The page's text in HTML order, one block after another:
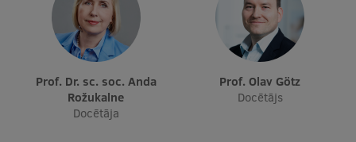
RSU fonds
Aula
Ģerbonis
Prof. Dr. sc. soc. Anda
Rožukalne
Docētāja
Prof. Olav Götz
Docētājs